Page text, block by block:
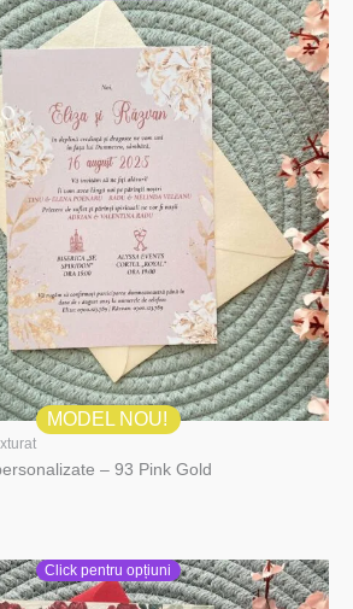
MODEL NOU!
– 93 Pink Gold
Click pentru opțiuni